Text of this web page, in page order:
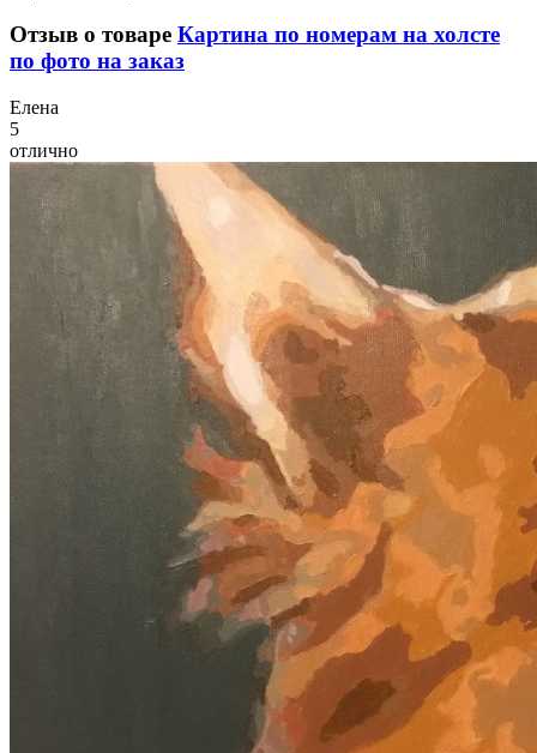
Отзыв о товаре Картина по номерам на холсте
по фото на заказ
Елена
5
отлично